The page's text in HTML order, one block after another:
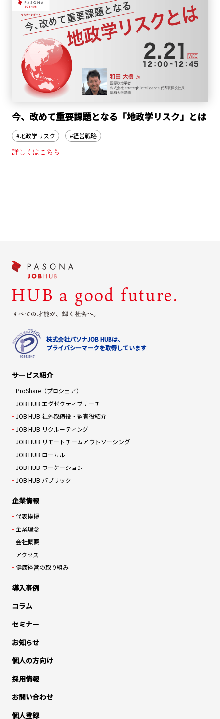
今、改めて重要課題となる「地政学リスク」とは
#地政学リスク #経営戦略
詳しくはこちら
株式会社パソナJOB HUBは、
プライバシーマークを取得しています
サービス紹介
ProShare（プロシェア）
JOB HUB エグゼクティブサーチ
JOB HUB 社外取締役・監査役紹介
JOB HUB リクルーティング
JOB HUB リモートチームアウトソーシング
JOB HUB ローカル
JOB HUB ワーケーション
JOB HUB パブリック
企業情報
代表挨拶
企業理念
会社概要
アクセス
健康経営の取り組み
導入事例
コラム
セミナー
お知らせ
個人の方向け
採用情報
お問い合わせ
個人登録